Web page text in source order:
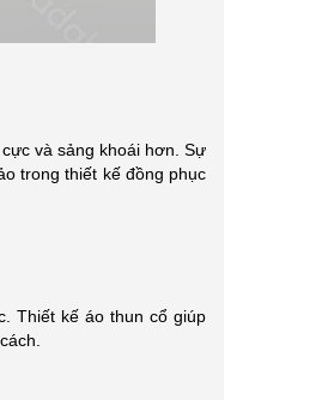
được ưa
Vải canvas là gì? Tìm hiểu
và sảng khoái hơn. Sự
trong thiết kế đồng phục
Thiết kế áo thun cổ giúp